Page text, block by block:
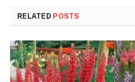
RELATED POSTS